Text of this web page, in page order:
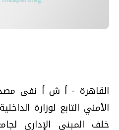
القاهرة - أ ش أ نفى
الأمني التابع لوزارة
خلف المبنى الإداري